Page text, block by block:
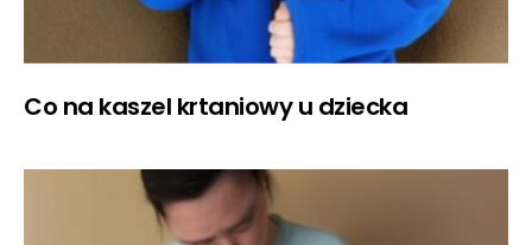
Co na kaszel krtaniowy u dziecka